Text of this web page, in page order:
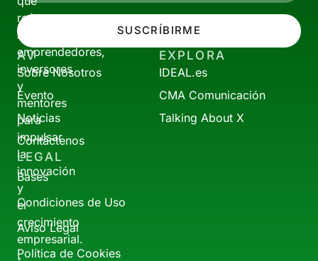
reúne
a
emprendedores,
inversores
y
mentores
para
impulsar
la
innovación
y
el
crecimiento
empresarial.
SUSCRÍBIRME
AV
Sobre Nosotros
Evento
Noticias
Contáctenos
EXPLORA
IDEAL.es
CMA Comunicación
Talking About X
LEGAL
Bases
Condiciones de Uso
Aviso Legal
Política de Cookies